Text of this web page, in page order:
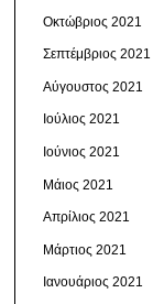
Οκτώβριος 2021
Σεπτέμβριος 2021
Αύγουστος 2021
Ιούλιος 2021
Ιούνιος 2021
Μάιος 2021
Απρίλιος 2021
Μάρτιος 2021
Ιανουάριος 2021